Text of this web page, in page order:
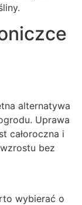
alternatywa
Uprawa
całoroczna i
bez
wybierać o